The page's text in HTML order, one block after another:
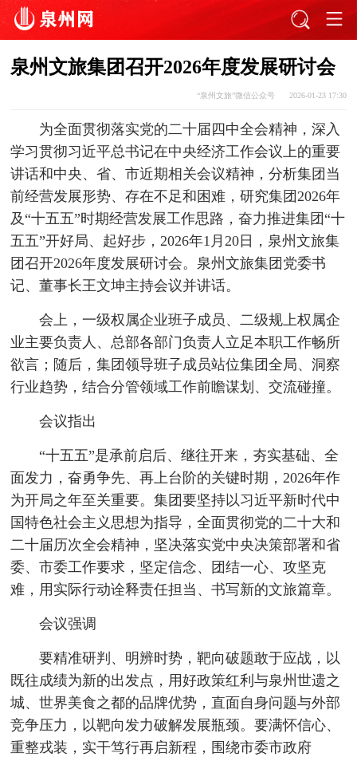
泉州文旅集团召开2026年度发展研讨会
“泉州文旅”微信公众号 2026-01-23 17:30
为全面贯彻落实党的二十届四中全会精神，深入
学习贯彻习近平总书记在中央经济工作会议上的重要
讲话和中央、省、市近期相关会议精神，分析集团当
前经营发展形势、存在不足和困难，研究集团2026年
及“十五五”时期经营发展工作思路，奋力推进集团“十
五五”开好局、起好步，2026年1月20日，泉州文旅集
团召开2026年度发展研讨会。泉州文旅集团党委书
记、董事长王文坤主持会议并讲话。
会上，一级权属企业班子成员、二级规上权属企
业主要负责人、总部各部门负责人立足本职工作畅所
欲言；随后，集团领导班子成员站位集团全局、洞察
行业趋势，结合分管领域工作前瞻谋划、交流碰撞。
会议指出
“十五五”是承前启后、继往开来，夯实基础、全
面发力，奋勇争先、再上台阶的关键时期，2026年作
为开局之年至关重要。集团要坚持以习近平新时代中
国特色社会主义思想为指导，全面贯彻党的二十大和
二十届历次全会精神，坚决落实党中央决策部署和省
委、市委工作要求，坚定信念、团结一心、攻坚克
难，用实际行动诠释责任担当、书写新的文旅篇章。
会议强调
要精准研判、明辨时势，靶向破题敢于应战，以
既往成绩为新的出发点，用好政策红利与泉州世遗之
城、世界美食之都的品牌优势，直面自身问题与外部
竞争压力，以靶向发力破解发展瓶颈。要满怀信心、
重整戎装，实干笃行再启新程，围绕市委市政府